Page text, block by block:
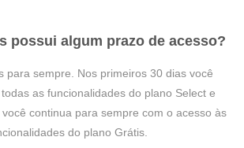
possui algum prazo de acesso?
para sempre. Nos primeiros 30 dias você
as funcionalidades do plano Select e
continua para sempre com o acesso às
do plano Grátis.